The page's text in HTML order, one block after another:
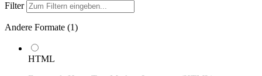
Filter
Andere Formate (1)
HTML